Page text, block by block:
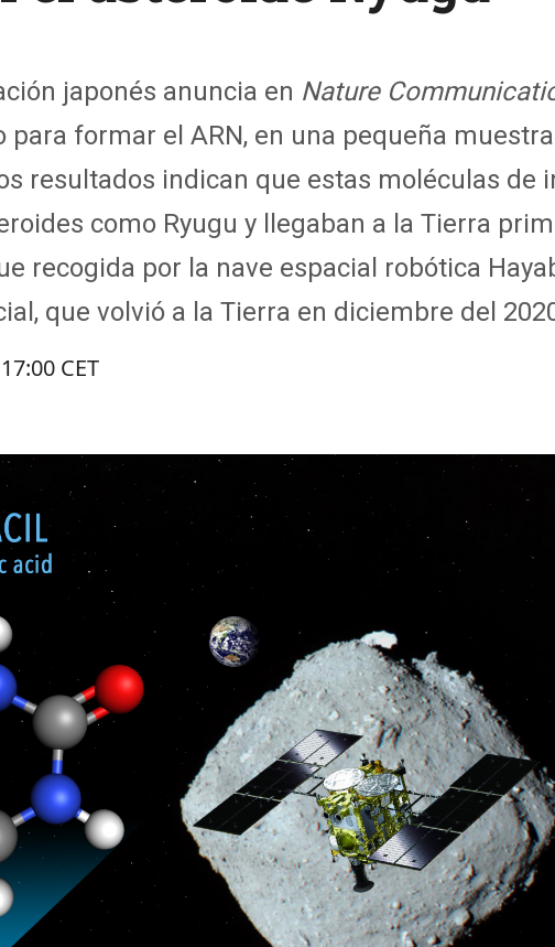
japonés anuncia en Nature
formar el ARN, en una pequeña
resultados indican que estas moléculas
como Ryugu y llegaban a la Tierra
recogida por la nave espacial robótica
que volvió a la Tierra en diciembre del
CET